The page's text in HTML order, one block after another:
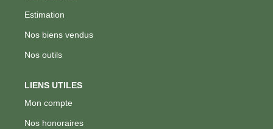
Estimation
Nos biens vendus
Nos outils
LIENS UTILES
Mon compte
Nos honoraires